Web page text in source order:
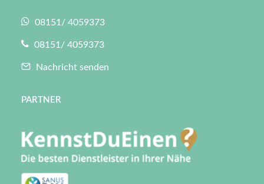
08151/ 4059373
08151/ 4059373
Nachricht senden
PARTNER